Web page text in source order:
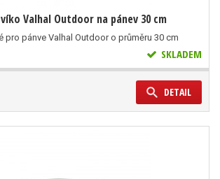
Valhal Outdoor na pánev 30 cm
pro pánve Valhal Outdoor o průměru 30 cm
SKLADEM
DETAIL